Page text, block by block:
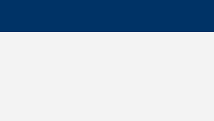
appellieren Verbände der Gebäude-
Umwelthilfe (DUH), der Deutsche
Wärmepumpen (BWP)
Bundesregierung, endlich für
im Gebäudesektor zu sorgen.